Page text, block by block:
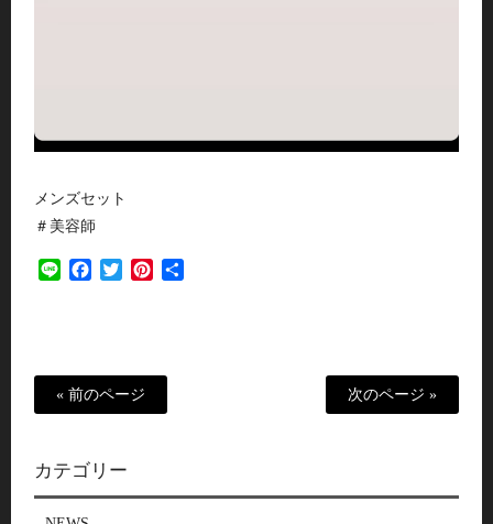
メンズセット
＃美容師
Line FacebookTwitterPinterest
« 前のページ 次のページ »
カテゴリー